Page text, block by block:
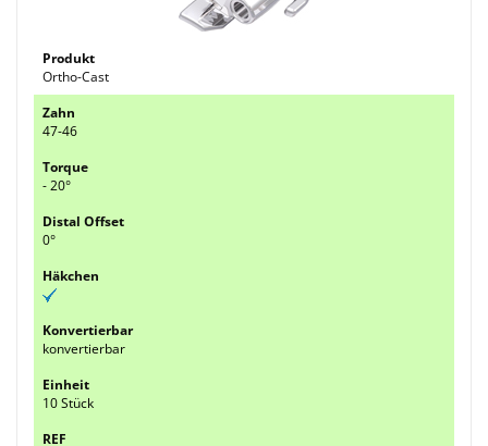
Ortho-Cast
47-46
- 20°
0°
konvertierbar
10 Stück